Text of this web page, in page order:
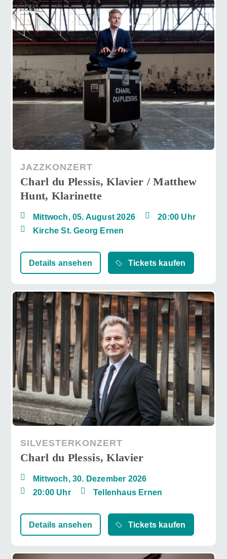
JAZZKONZERT
Charl du Plessis, Klavier / Matthew
Hunt, Klarinette
Mittwoch, 05. August 2026
20:00 Uhr
Kirche St. Georg Ernen
Details ansehen Tickets kaufen
SILVESTERKONZERT
Charl du Plessis, Klavier
Mittwoch, 30. Dezember 2026
20:00 Uhr
Tellenhaus Ernen
Details ansehen Tickets kaufen